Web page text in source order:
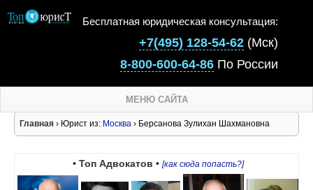
Бесплатная юридическая консультация:
+7(495) 128-54-62 (Мск)
8-800-600-64-86 По России
МЕНЮ САЙТА
Главная › Юрист из: Москва › Берсанова Зулихан Шахмановна
• Топ Адвокатов • [как сюда попасть?]